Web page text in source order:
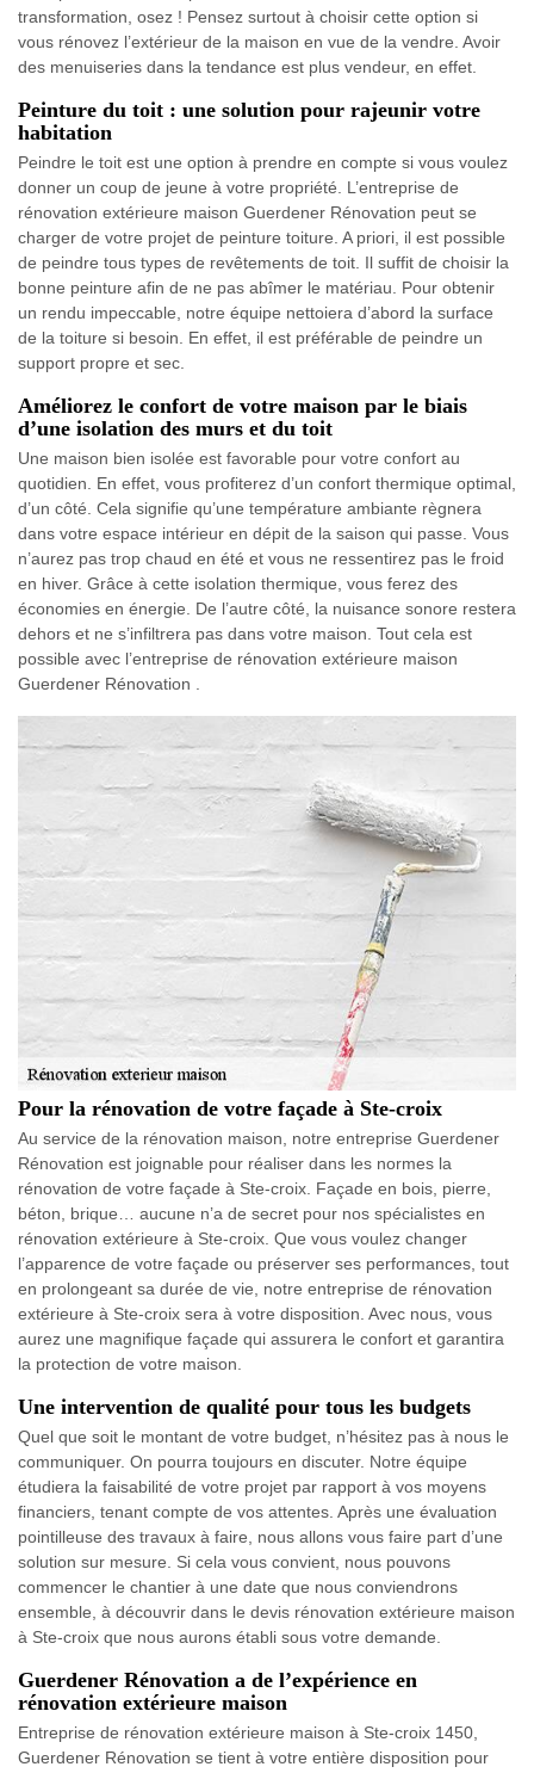
transformation, osez ! Pensez surtout à choisir cette option si
vous rénovez l’extérieur de la maison en vue de la vendre. Avoir
des menuiseries dans la tendance est plus vendeur, en effet.
Peinture du toit : une solution pour rajeunir votre
habitation
Peindre le toit est une option à prendre en compte si vous voulez
donner un coup de jeune à votre propriété. L’entreprise de
rénovation extérieure maison Guerdener Rénovation peut se
charger de votre projet de peinture toiture. A priori, il est possible
de peindre tous types de revêtements de toit. Il suffit de choisir la
bonne peinture afin de ne pas abîmer le matériau. Pour obtenir
un rendu impeccable, notre équipe nettoiera d’abord la surface
de la toiture si besoin. En effet, il est préférable de peindre un
support propre et sec.
Améliorez le confort de votre maison par le biais
d’une isolation des murs et du toit
Une maison bien isolée est favorable pour votre confort au
quotidien. En effet, vous profiterez d’un confort thermique optimal,
d’un côté. Cela signifie qu’une température ambiante règnera
dans votre espace intérieur en dépit de la saison qui passe. Vous
n’aurez pas trop chaud en été et vous ne ressentirez pas le froid
en hiver. Grâce à cette isolation thermique, vous ferez des
économies en énergie. De l’autre côté, la nuisance sonore restera
dehors et ne s’infiltrera pas dans votre maison. Tout cela est
possible avec l’entreprise de rénovation extérieure maison
Guerdener Rénovation .
Pour la rénovation de votre façade à Ste-croix
Au service de la rénovation maison, notre entreprise Guerdener
Rénovation est joignable pour réaliser dans les normes la
rénovation de votre façade à Ste-croix. Façade en bois, pierre,
béton, brique… aucune n’a de secret pour nos spécialistes en
rénovation extérieure à Ste-croix. Que vous voulez changer
l’apparence de votre façade ou préserver ses performances, tout
en prolongeant sa durée de vie, notre entreprise de rénovation
extérieure à Ste-croix sera à votre disposition. Avec nous, vous
aurez une magnifique façade qui assurera le confort et garantira
la protection de votre maison.
Une intervention de qualité pour tous les budgets
Quel que soit le montant de votre budget, n’hésitez pas à nous le
communiquer. On pourra toujours en discuter. Notre équipe
étudiera la faisabilité de votre projet par rapport à vos moyens
financiers, tenant compte de vos attentes. Après une évaluation
pointilleuse des travaux à faire, nous allons vous faire part d’une
solution sur mesure. Si cela vous convient, nous pouvons
commencer le chantier à une date que nous conviendrons
ensemble, à découvrir dans le devis rénovation extérieure maison
à Ste-croix que nous aurons établi sous votre demande.
Guerdener Rénovation a de l’expérience en
rénovation extérieure maison
Entreprise de rénovation extérieure maison à Ste-croix 1450,
Guerdener Rénovation se tient à votre entière disposition pour